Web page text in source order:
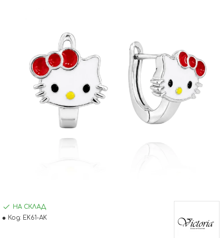
НА СКЛАД
Код: EK61-AK